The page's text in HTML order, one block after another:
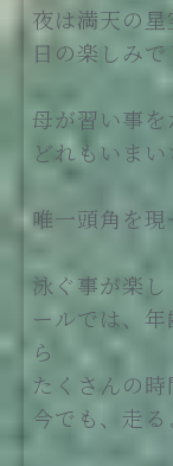
夜は満天の
日の楽しみで
母が習い事
どれもいま
唯一頭角を現
泳ぐ事が楽
ールでは、
ら
たくさんの時
今でも、走